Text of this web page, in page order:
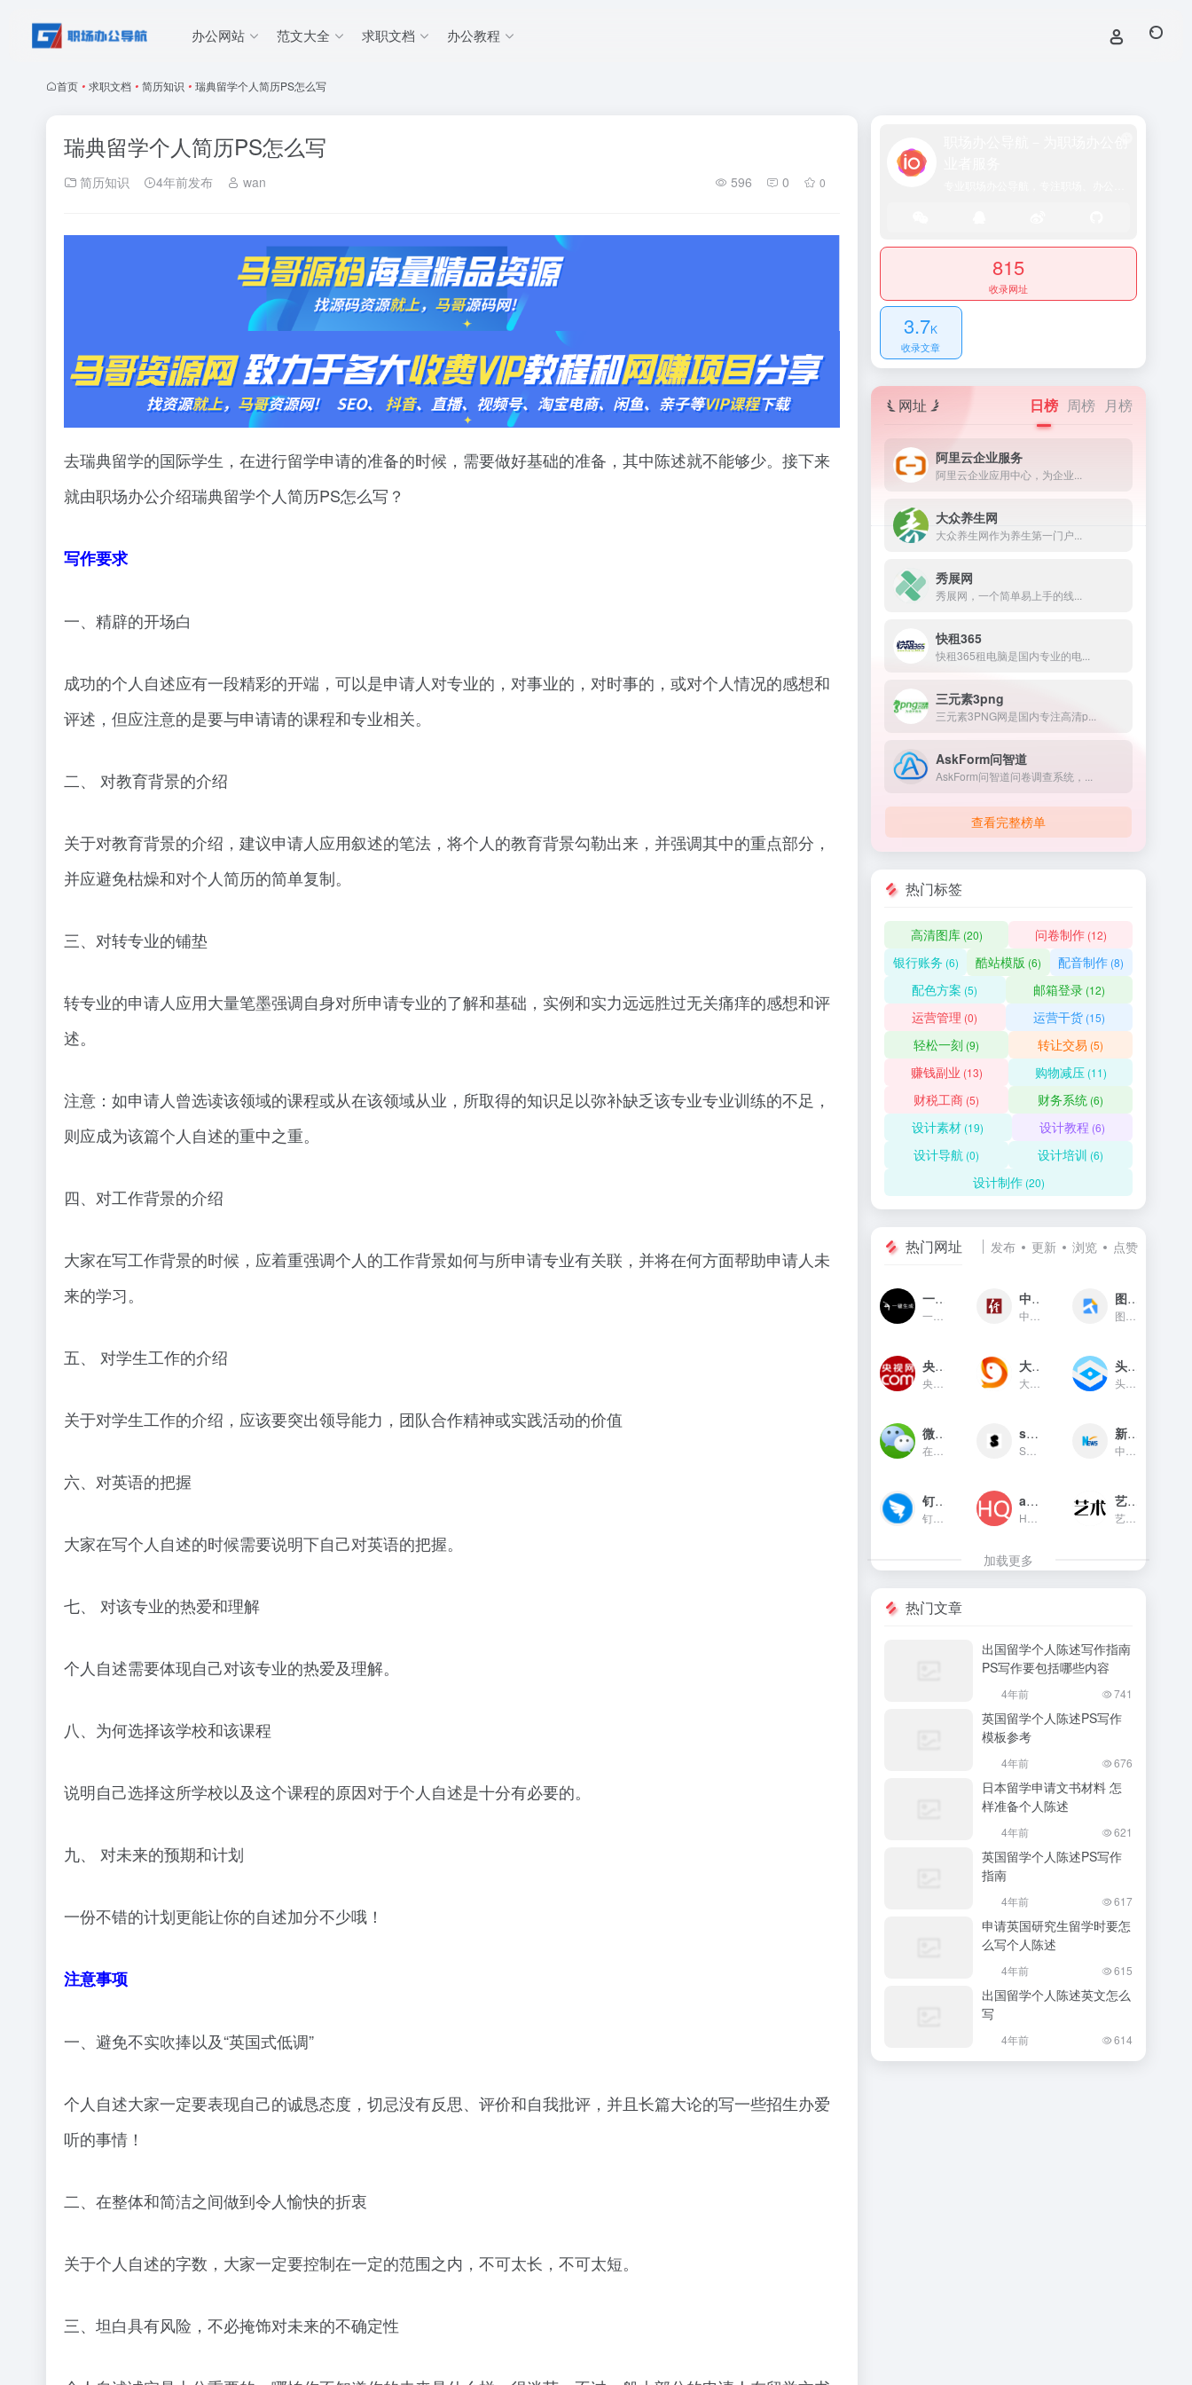
办公网站 范文大全 求职文档 办公教程
首页 • 求职文档 • 简历知识 • 瑞典留学个人简历PS怎么写
瑞典留学个人简历PS怎么写
简历知识 4年前发布 wan 596 0 0
去瑞典留学的国际学生，在进行留学申请的准备的时候，需要做好基础的准备，其中陈述就不能够少。接下来
就由职场办公介绍瑞典留学个人简历PS怎么写？
写作要求
一、精辟的开场白
成功的个人自述应有一段精彩的开端，可以是申请人对专业的，对事业的，对时事的，或对个人情况的感想和
评述，但应注意的是要与申请请的课程和专业相关。
二、 对教育背景的介绍
关于对教育背景的介绍，建议申请人应用叙述的笔法，将个人的教育背景勾勒出来，并强调其中的重点部分，
并应避免枯燥和对个人简历的简单复制。
三、对转专业的铺垫
转专业的申请人应用大量笔墨强调自身对所申请专业的了解和基础，实例和实力远远胜过无关痛痒的感想和评
述。
注意：如申请人曾选读该领域的课程或从在该领域从业，所取得的知识足以弥补缺乏该专业专业训练的不足，
则应成为该篇个人自述的重中之重。
四、对工作背景的介绍
大家在写工作背景的时候，应着重强调个人的工作背景如何与所申请专业有关联，并将在何方面帮助申请人未
来的学习。
五、 对学生工作的介绍
关于对学生工作的介绍，应该要突出领导能力，团队合作精神或实践活动的价值
六、对英语的把握
大家在写个人自述的时候需要说明下自己对英语的把握。
七、 对该专业的热爱和理解
个人自述需要体现自己对该专业的热爱及理解。
八、为何选择该学校和该课程
说明自己选择这所学校以及这个课程的原因对于个人自述是十分有必要的。
九、 对未来的预期和计划
一份不错的计划更能让你的自述加分不少哦！
注意事项
一、避免不实吹捧以及“英国式低调”
个人自述大家一定要表现自己的诚恳态度，切忌没有反思、评价和自我批评，并且长篇大论的写一些招生办爱
听的事情！
二、在整体和简洁之间做到令人愉快的折衷
关于个人自述的字数，大家一定要控制在一定的范围之内，不可太长，不可太短。
三、坦白具有风险，不必掩饰对未来的不确定性
815
收录网址
3.7K
收录文章
网址 日榜 周榜 月榜
阿里云企业服务
阿里云企业应用中心，为企业...
大众养生网
大众养生网作为养生第一门户...
秀展网
秀展网，一个简单易上手的线...
快租365
快租365租电脑是国内专业的电...
三元素3png
三元素3PNG网是国内专注高清p...
AskForm问智道
AskForm问智道问卷调查系统，...
查看完整榜单
热门标签
高清图库(20) 问卷制作(12)
银行账务 (6) 酷站模版 (6) 配音制作 (8)
配色方案 (5) 邮箱登录(12)
运营管理 (0) 运营干货(15)
轻松一刻 (9) 转让交易 (5)
赚钱副业 (13) 购物减压(11)
财税工商 (5) 财务系统 (6)
设计素材 (19) 设计教程 (6)
设计导航 (0) 设计培训 (6)
设计制作(20)
热门网址 发布 更新 浏览 点赞
一键生成 中国经济网 图贴士
央视网新闻频道(cctv.com) 大鱼号官网 头条指数
微信对话生成器 soogif动图
SOOGIF提供搞笑、表情、美女...
新华网
钉钉官网 app图标生成 艺术字体在线生成器
加载更多
热门文章
出国留学个人陈述写作指南
PS写作要包括哪些内容
4年前 741
英国留学个人陈述PS写作
模板参考
4年前 676
日本留学申请文书材料 怎
样准备个人陈述
4年前 621
英国留学个人陈述PS写作
指南
4年前 617
申请英国研究生留学时要怎
么写个人陈述
4年前 615
出国留学个人陈述英文怎么
写
4年前 614